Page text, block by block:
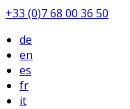
+33 (0)7 68 00 36 50
de
en
es
fr
it